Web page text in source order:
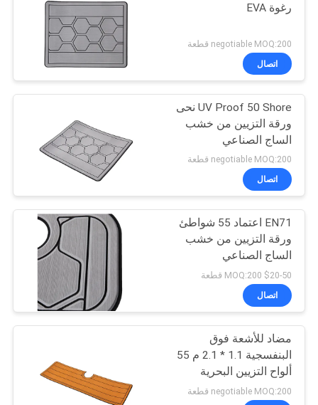
رقابة
جودة
اتصل
أخبار
اطلب
اقتباس
خريطة
الموقع
PRIVACY
POLICY
رغوة EVA
negotiable MOQ:200 قطعة
اتصال
UV Proof 50 Shore نحى
ورقة التزيين من خشب
الساج الصناعي
negotiable MOQ:200 قطعة
اتصال
EN71 اعتماد 55 شواطئ
ورقة التزيين من خشب
الساج الصناعي
$20-50 MOQ:200 قطعة
اتصال
مضاد للأشعة فوق
البنفسجية 1.1 * 2.1 م 55
ألواح التزيين البحرية
الشاطئية
negotiable MOQ:200 قطعة